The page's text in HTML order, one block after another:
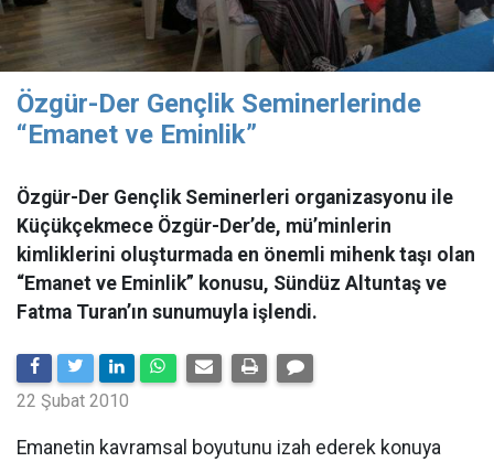
Özgür-Der Gençlik Seminerlerinde
“Emanet ve Eminlik”
Özgür-Der Gençlik Seminerleri organizasyonu ile
Küçükçekmece Özgür-Der’de, mü’minlerin
kimliklerini oluşturmada en önemli mihenk taşı olan
“Emanet ve Eminlik” konusu, Sündüz Altuntaş ve
Fatma Turan’ın sunumuyla işlendi.
22 Şubat 2010
Emanetin kavramsal boyutunu izah ederek konuya